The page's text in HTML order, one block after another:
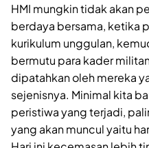
HMI mungkin tidak akan
berdaya bersama, ketika
kurikulum unggulan,
bermutu para kader
dipatahkan oleh mereka
sejenisnya. Minimal kita
peristiwa yang terjadi,
yang akan muncul yaitu